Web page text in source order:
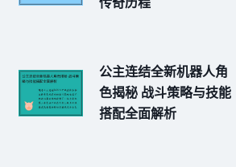
传奇历程
公主连结全新机器人角
色揭秘 战斗策略与技能
搭配全面解析